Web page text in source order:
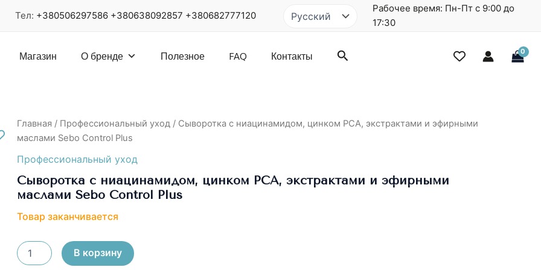
Тел: +380506297586 +380638092857 +380682777120
язык
Рабочее время: Пн-Пт с 9:00 до
17:30
Магазин О бренде Полезное FAQ Контакты Поиск
Главная / Профессиональный уход / Сыворотка с ниацинамидом, цинком РСА, экстрактами и эфирными
маслами Sebo Control Plus
Профессиональный уход
Сыворотка с ниацинамидом, цинком РСА, экстрактами и эфирными
маслами Sebo Control Plus
Товар заканчивается
Количество
товара
В корзину